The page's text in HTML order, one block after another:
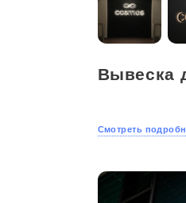
Вывеска
Смотреть